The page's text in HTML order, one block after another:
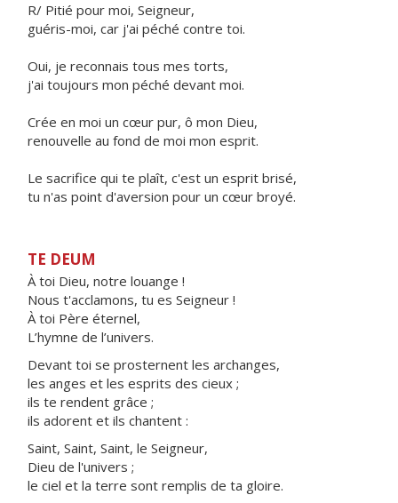
R/ Pitié pour moi, Seigneur,
guéris-moi, car j'ai péché contre toi.
Oui, je reconnais tous mes torts,
j'ai toujours mon péché devant moi.
Crée en moi un cœur pur, ô mon Dieu,
renouvelle au fond de moi mon esprit.
Le sacrifice qui te plaît, c'est un esprit brisé,
tu n'as point d'aversion pour un cœur broyé.
TE DEUM
À toi Dieu, notre louange !
Nous t'acclamons, tu es Seigneur !
À toi Père éternel,
L’hymne de l’univers.
Devant toi se prosternent les archanges,
les anges et les esprits des cieux ;
ils te rendent grâce ;
ils adorent et ils chantent :
Saint, Saint, Saint, le Seigneur,
Dieu de l'univers ;
le ciel et la terre sont remplis de ta gloire.